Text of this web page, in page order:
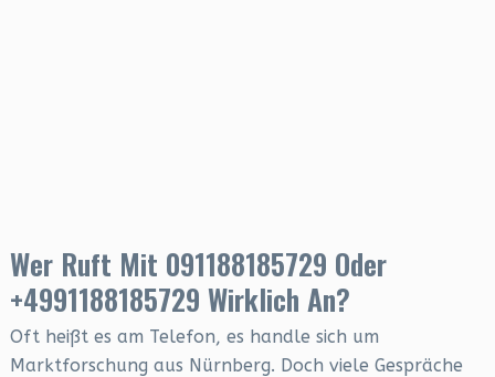
Wer Ruft Mit 091188185729 Oder
+4991188185729 Wirklich An?
Oft heißt es am Telefon, es handle sich um
Marktforschung aus Nürnberg. Doch viele Gespräche